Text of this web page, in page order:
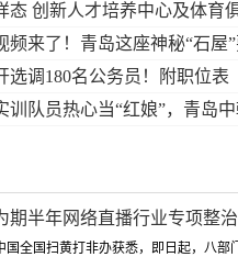
频来了！青岛这座神秘“石屋
选调180名公务员！附职位表
期半年网络直播行业专项整
国全国扫黄打非办获悉，即日起，八部